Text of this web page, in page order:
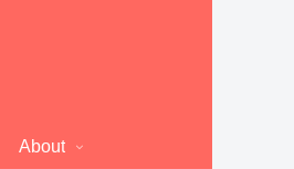
About